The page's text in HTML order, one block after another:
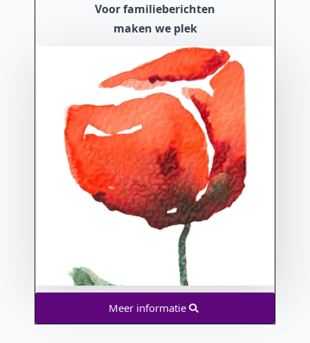
Voor familieberichten
maken we plek
Meer informatie